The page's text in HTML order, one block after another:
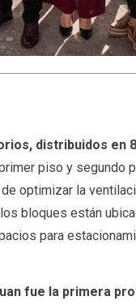
distribuidos en
piso y segundo
optimizar la
bloques están
para
fue la primera